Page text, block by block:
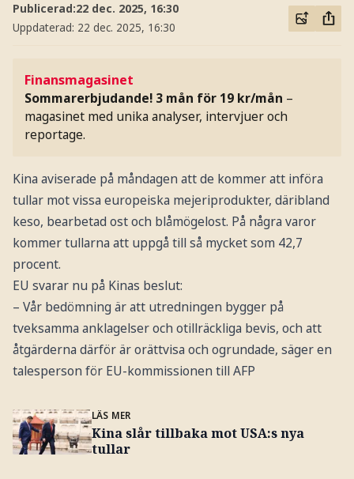
Publicerad:22 dec. 2025, 16:30
Uppdaterad: 22 dec. 2025, 16:30
Finansmagasinet
Sommarerbjudande! 3 mån för 19 kr/mån –
magasinet med unika analyser, intervjuer och
reportage.
Kina aviserade på måndagen att de kommer att införa
tullar mot vissa europeiska mejeriprodukter, däribland
keso, bearbetad ost och blåmögelost. På några varor
kommer tullarna att uppgå till så mycket som 42,7
procent.
EU svarar nu på Kinas beslut:
– Vår bedömning är att utredningen bygger på
tveksamma anklagelser och otillräckliga bevis, och att
åtgärderna därför är orättvisa och ogrundade, säger en
talesperson för EU-kommissionen till AFP
LÄS MER
Kina slår tillbaka mot USA:s nya
tullar